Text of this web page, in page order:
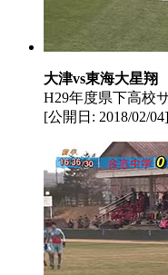
大津vs東海大星翔
H29年度県下高校
[公開日: 2018/02/04]